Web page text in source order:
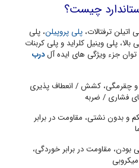
چیست؟
ترفتالات، پلی پروپیلن، پلی
پلی وینیل کلراید و پلی کربنات
جزء ویژگی های ایده آلدرب
و چقرمگی، کشش / انعطاف پذیری
فشاری / ضربه
و بدون نشتی، مقاومت در برابر
بودن، مقاومت در برابر خوردگی،